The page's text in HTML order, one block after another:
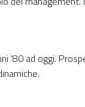
'80 ad oggi.